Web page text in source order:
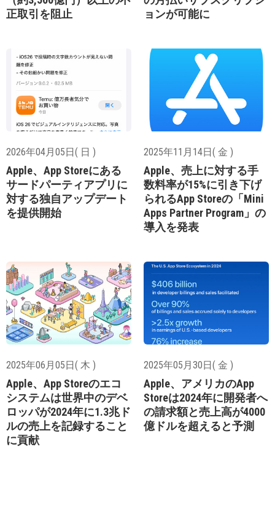
正取引を阻止
ョンが可能に
2026年04月05日( 日 )
Apple、App Storeにある
サードパーティアプリに
対する独自アップデート
を提供開始
2025年11月14日( 金 )
Apple、売上に対する手
数料率が15%に引き下げ
られるApp Storeの「Mini
Apps Partner Program」の
導入を発表
2025年06月05日( 木 )
Apple、App Storeのエコ
システムは世界中のデベ
ロッパが2024年に1.3兆ド
ルの売上を記録すること
に貢献
2025年05月30日( 金 )
Apple、アメリカのApp
Storeは2024年に開発者へ
の請求額と売上高が4000
億ドルを超えると予測